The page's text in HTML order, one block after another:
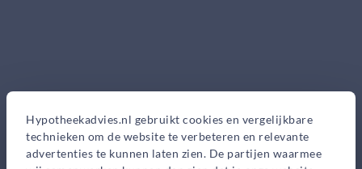
Hypotheekadvies.nl gebruikt cookies en vergelijkbare
technieken om de website te verbeteren en relevante
advertenties te kunnen laten zien. De partijen waarmee